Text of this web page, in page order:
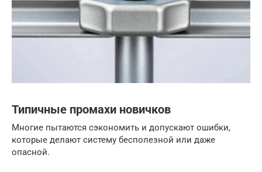
Типичные промахи новичков
Многие пытаются сэкономить и допускают ошибки,
которые делают систему бесполезной или даже
опасной.